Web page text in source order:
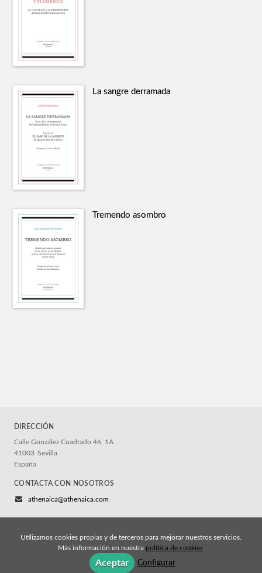
La sangre derramada
Tremendo asombro
DIRECCIÓN
Calle González Cuadrado 46, 1A
41003 Sevilla
España
CONTACTA CON NOSOTROS
athenaica@athenaica.com
© 2026, Athenaica Ediciones
Política de cookies Política de privacidad
Utilizamos cookies propias y de terceros para mejorar nuestros servicios.
Más información en nuestra política de cookies.
Aceptar Configurar